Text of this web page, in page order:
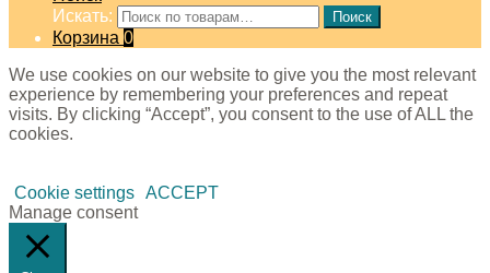
Искать:
Поиск
Корзина 0
We use cookies on our website to give you the most relevant
experience by remembering your preferences and repeat
visits. By clicking “Accept”, you consent to the use of ALL the
cookies.
Cookie settings ACCEPT
Manage consent